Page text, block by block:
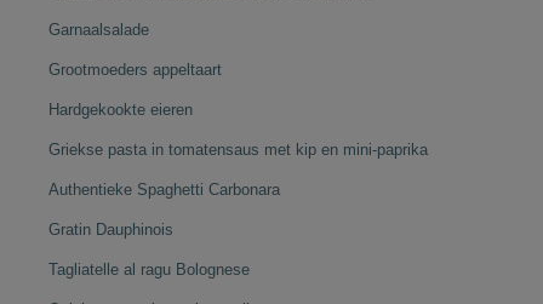
Garnaalsalade
Grootmoeders appeltaart
Hardgekookte eieren
Griekse pasta in tomatensaus met kip en mini-paprika
Authentieke Spaghetti Carbonara
Gratin Dauphinois
Tagliatelle al ragu Bolognese